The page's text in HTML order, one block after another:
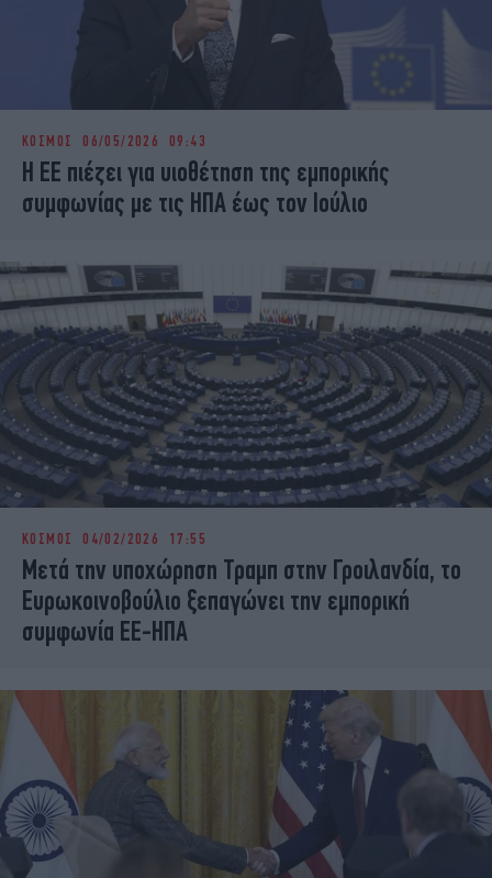
ΚΟΣΜΟΣ 06/05/2026 09:43
Η ΕΕ πιέζει για υιοθέτηση της εμπορικής
συμφωνίας με τις ΗΠΑ έως τον Ιούλιο
ΚΟΣΜΟΣ 04/02/2026 17:55
Μετά την υποχώρηση Τραμπ στην Γροιλανδία, το
Ευρωκοινοβούλιο ξεπαγώνει την εμπορική
συμφωνία ΕΕ-ΗΠΑ